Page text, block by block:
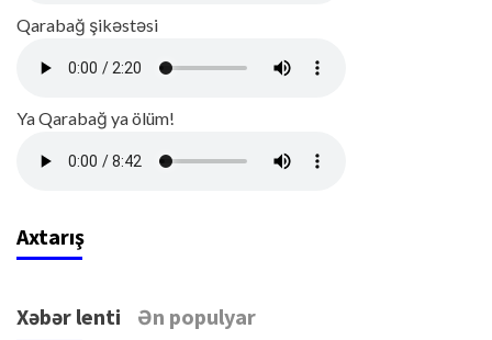
Qarabağ şikəstəsi
Ya Qarabağ ya ölüm!
Axtarış
Xəbər lenti Ən populyar